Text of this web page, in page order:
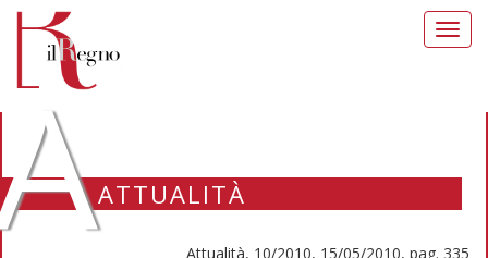
ATTUALITÀ
Attualità, 10/2010, 15/05/2010, pag. 335